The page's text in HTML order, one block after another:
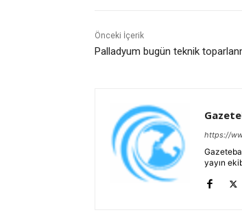
Önceki İçerik
Palladyum bugün teknik
https://
yayın